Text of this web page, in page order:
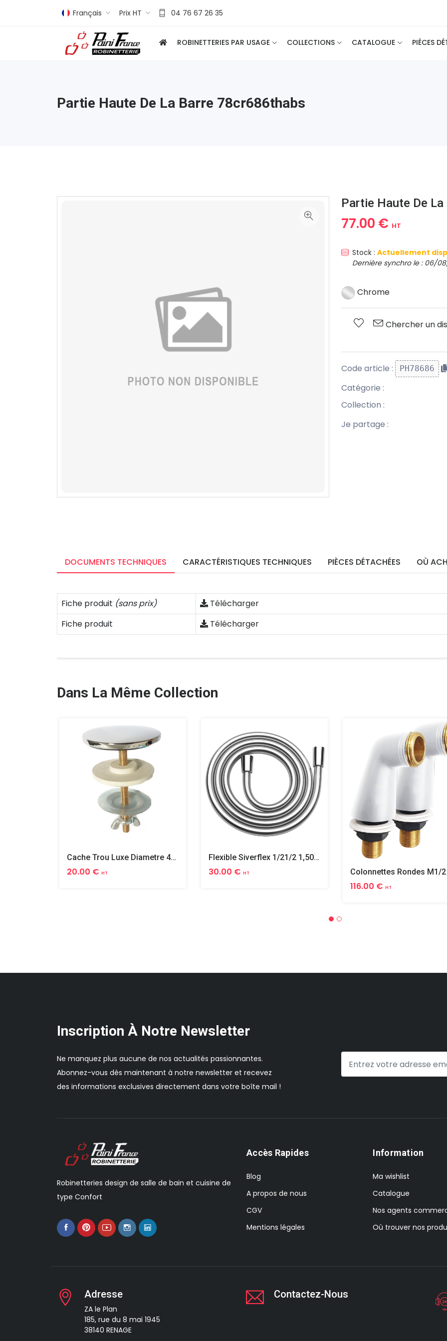
Français Prix HT 04 76 67 26 35
ROBINETTERIES PAR USAGE COLLECTIONS CATALOGUE PIÈCES
Partie Haute De La Barre 78cr686thabs
Partie Haute De
77.00 € HT
Stock : Actuellement
Dernière synchro le : 06/
Chrome
Chercher un
Code article : PH78686
Catégorie :
Collection :
Je partage :
DOCUMENTS TECHNIQUES CARACTÉRISTIQUES TECHNIQUES PIÈCES DÉTACHÉES OÙ
Fiche produit (sans prix)
Télécharger
Fiche produit
Télécharger
Dans La Même Collection
Cache Trou Luxe Diametre 40 Laiton
20.00 € HT
Flexible Siverflex 1/21/2 1,50m Tournant
30.00 € HT
116.00 € HT
Inscription À Notre Newsletter
Ne manquez plus aucune de nos actualités passionnantes.
Abonnez-vous dès maintenant à notre newsletter et recevez
des informations exclusives directement dans votre boîte mail !
Robinetteries design de salle de bain et cuisine de
type Confort
Accès Rapides
Blog
A propos de nous
CGV
Mentions légales
Information
Ma wishlist
Catalogue
Nos agents
Où trouver nos
Adresse
ZA le Plan
185, rue du 8 mai 1945
38140 RENAGE
Contactez-Nous